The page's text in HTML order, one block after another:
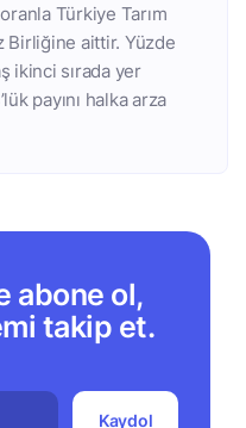
Türkiye Tarım
Birliğine aittir. Yüzde
ikinci sırada yer
payını halka arza
abone ol,
takip et.
Kaydol